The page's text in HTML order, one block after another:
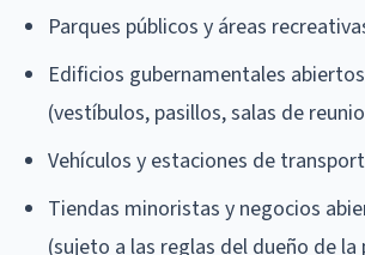
Parques públicos y áreas
Edificios gubernamentales
(vestíbulos, pasillos, salas de
Vehículos y estaciones de
Tiendas minoristas y negocios
(sujeto a las reglas del dueño de la